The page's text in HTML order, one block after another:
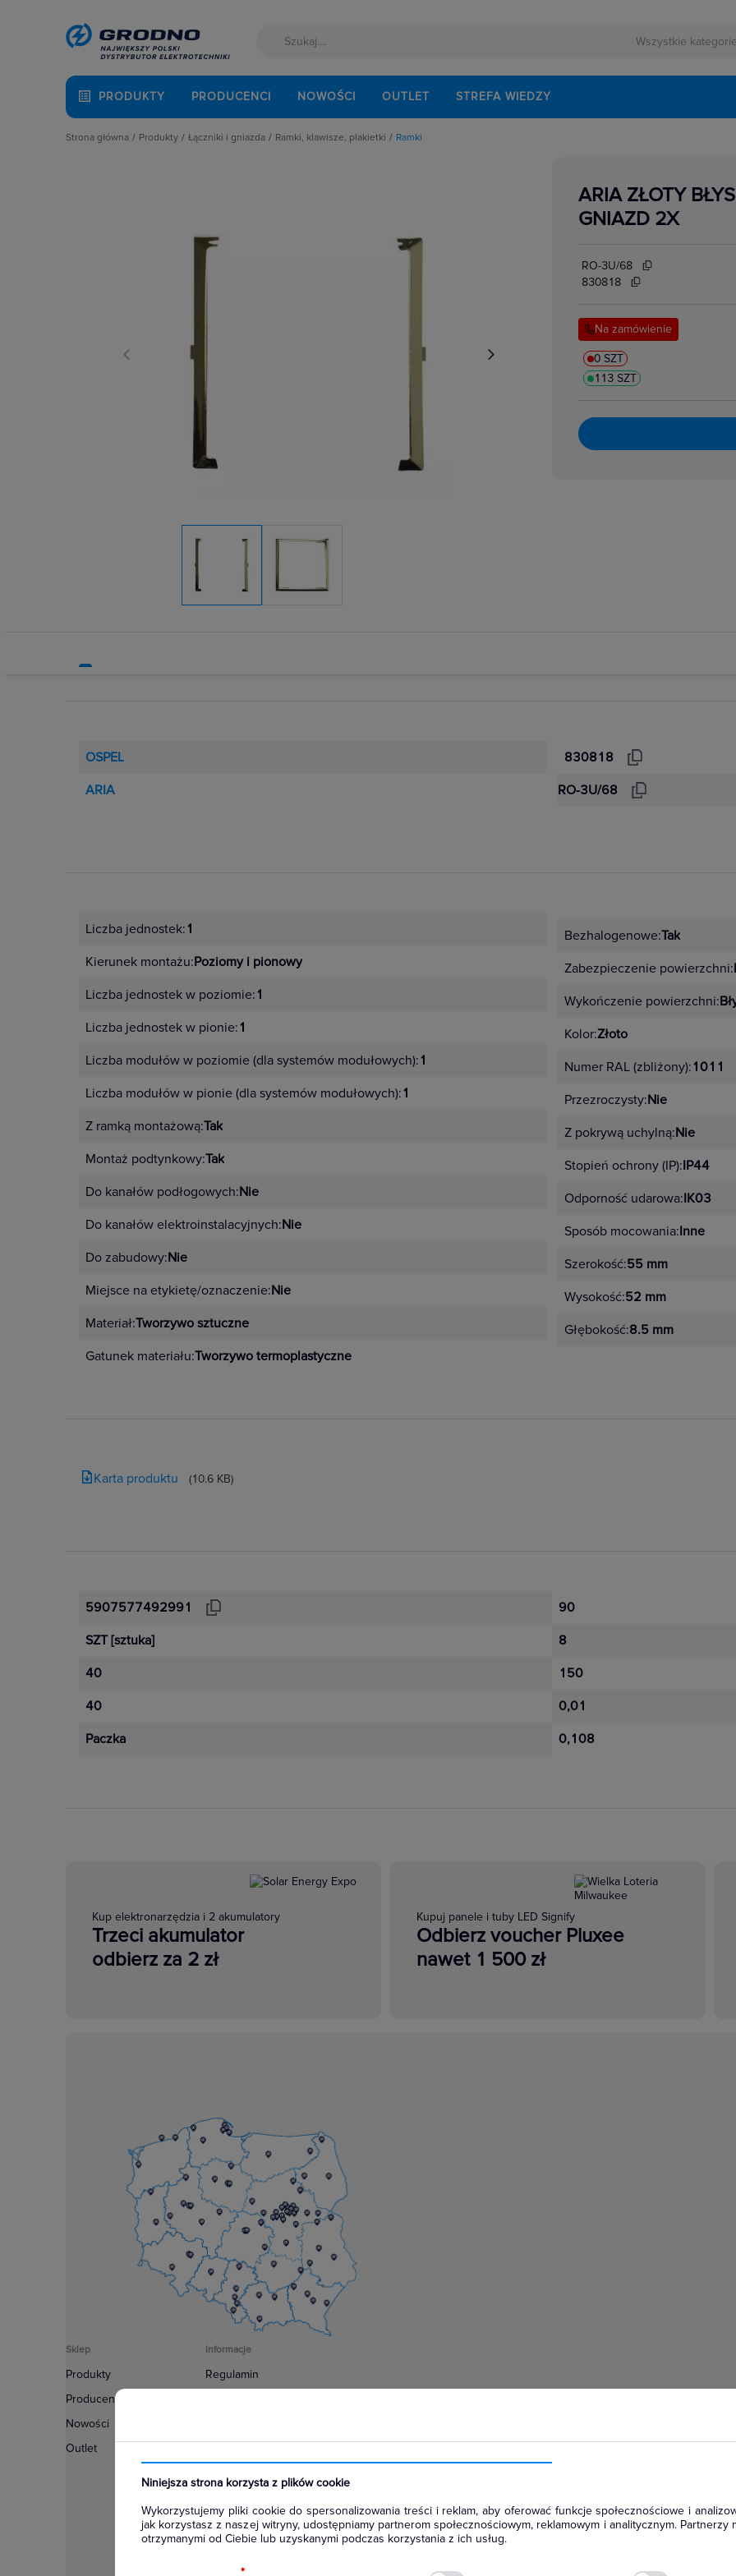
PRODUKTY PRODUCENCI NOWOŚCI OUTLET STREFA WIEDZY
Niniejsza strona korzysta z plików cookie
Wykorzystujemy pliki cookie do spersonalizowania treści i reklam, aby oferować funkcje społecznościowe i
jak korzystasz z naszej witryny, udostępniamy partnerom społecznościowym, reklamowym i analitycznym. Partnerzy
otrzymanymi od Ciebie lub uzyskanymi podczas korzystania z ich usług.
*
Strona główna
Produkty
Narzędzia i mierniki
Ochrona odgromowa
Odzież ochronna i BHP
Sieci zewnętrzne
Systemy HVAC
Technika grzewcza
Technika instalacyjna
Łączniki i gniazda
Ściemniacze
Ramki, klawisze, plakietki
Ramki
ARIA ZŁOTY
GNIAZD 2X
RO-3U/68
830818
Na zamówienie
0 SZT
113 SZT
OSPEL
830818
ARIA
RO-3U/68
Liczba jednostek:1
Kierunek montażu:Poziomy i pionowy
Liczba jednostek w poziomie:1
Liczba jednostek w pionie:1
Liczba modułów w poziomie (dla systemów modułowych):1
Liczba modułów w pionie (dla systemów modułowych):1
Z ramką montażową:Tak
Montaż podtynkowy:Tak
Do kanałów podłogowych:Nie
Do kanałów elektroinstalacyjnych:Nie
Do zabudowy:Nie
Miejsce na etykietę/oznaczenie:Nie
Materiał:Tworzywo sztuczne
Gatunek materiału:Tworzywo termoplastyczne
Bezhalogenowe:Tak
Zabezpieczenie powierzchni:
Wykończenie powierzchni:
Kolor:Złoto
Numer RAL (zbliżony):1011
Przezroczysty:Nie
Z pokrywą uchylną:Nie
Stopień ochrony (IP):IP44
Odporność udarowa:IK03
Sposób mocowania:Inne
Szerokość:55 mm
Wysokość:52 mm
Głębokość:8.5 mm
Karta produktu (10.6 KB)
5907577492991
SZT [sztuka]
40
40
Paczka
90
8
150
0,01
0,108
Kup elektronarzędzia i 2 akumulatory
Trzeci akumulator
odbierz za 2 zł
Kupuj panele i tuby LED Signify
Odbierz voucher Pluxee
nawet 1 500 zł
Sklep
Produkty
Producenci
Nowości
Outlet
Informacje
Regulamin
Konfiguratory
Najczęściej zadawane pytania